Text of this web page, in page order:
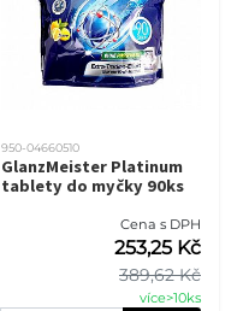
950-04660510
GlanzMeister Platinum
tablety do myčky 90ks
Cena s DPH
389,62 Kč
253,25 Kč
více>10ks